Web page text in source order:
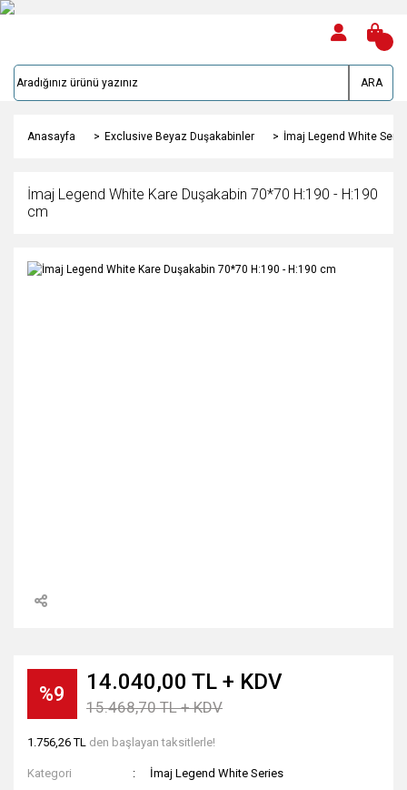
ARA
Anasayfa Exclusive Beyaz Duşakabinler İmaj Legend White
İmaj Legend White Kare Duşakabin 70*70 H:190 - H:190
cm
%9 14.040,00 TL + KDV
15.468,70 TL + KDV
1.756,26 TL den başlayan taksitlerle!
Kategori
İmaj Legend White Series